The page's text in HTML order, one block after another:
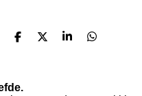
D
n
D
S
D